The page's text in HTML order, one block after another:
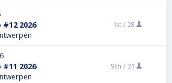
2026 1st / 28
2026 9th / 31